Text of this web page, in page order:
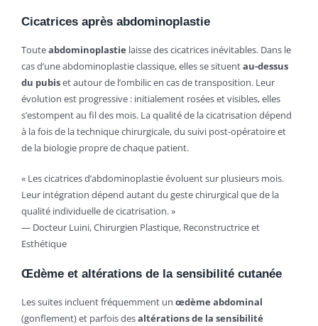
Cicatrices après abdominoplastie
Touteabdominoplastie laisse des cicatrices inévitables. Dans le
cas d’une abdominoplastie classique, elles se situentau-dessus
du pubiset autour de l’ombilic en cas de transposition. Leur
évolution est progressive : initialement rosées et visibles, elles
s’estompent au fil des mois. La qualité de la cicatrisation dépend
à la fois de la technique chirurgicale, du suivi post-opératoire et
de la biologie propre de chaque patient.
« Les cicatrices d’abdominoplastie évoluent sur plusieurs mois.
Leur intégration dépend autant du geste chirurgical que de la
qualité individuelle de cicatrisation. »
— Docteur Luini, Chirurgien Plastique, Reconstructrice et
Esthétique
Œdème et altérations de la sensibilité cutanée
Les suites incluent fréquemment un œdème abdominal
(gonflement) et parfois desaltérations de la sensibilité